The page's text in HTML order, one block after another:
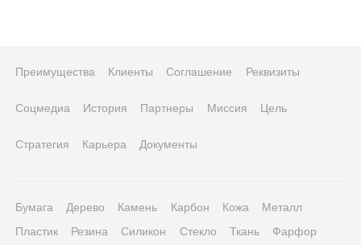
Преимущества Клиенты Соглашение Реквизиты
Соцмедиа История Партнеры Миссия Цель
Стратегия Карьера Документы
Бумага Дерево Камень Карбон Кожа
Металл
Пластик
Резина Силикон Стекло Ткань Фарфор